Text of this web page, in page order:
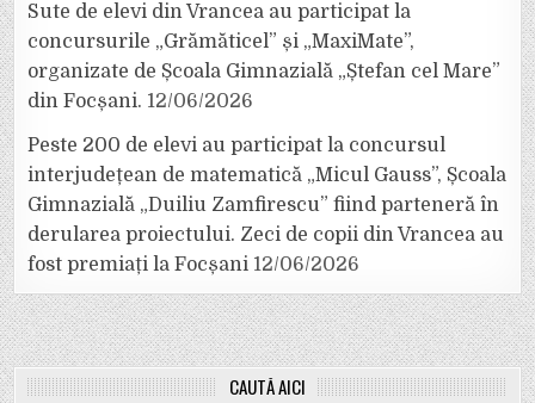
Sute de elevi din Vrancea au participat la
concursurile „Grămăticel” și „MaxiMate”,
organizate de Școala Gimnazială „Ștefan cel Mare”
din Focșani. 12/06/2026
Peste 200 de elevi au participat la concursul
interjudețean de matematică „Micul Gauss”, Școala
Gimnazială „Duiliu Zamfirescu” fiind parteneră în
derularea proiectului. Zeci de copii din Vrancea au
fost premiați la Focșani 12/06/2026
CAUTĂ AICI